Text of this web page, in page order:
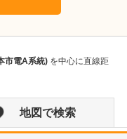
市電A系統) を中心に直線距
地図で検索